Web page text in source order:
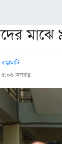
অপরাহ্ণ